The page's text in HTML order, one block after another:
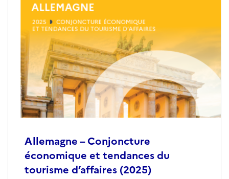
Allemagne – Conjoncture
économique et tendances du
tourisme d’affaires (2025)